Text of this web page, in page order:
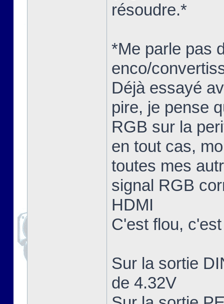
résoudre.*
*Me parle pas
enco/
Déjà essayé
pire, je pense
RGB sur la
en tout cas,
toutes mes
signal RGB
HDMI
C'est flou,
Sur la sortie
de 4.32V